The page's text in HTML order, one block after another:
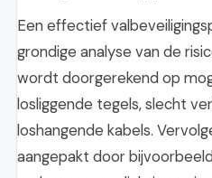
Een effectief
grondige analyse van de
wordt doorgerekend op
losliggende tegels, slecht
loshangende kabels.
aangepakt door